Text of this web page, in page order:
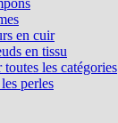
en cuir
en tissu
toutes les catégories
perles